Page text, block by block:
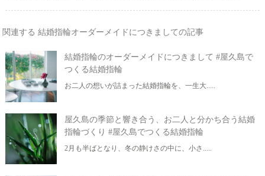
関連する 結婚指輪オーダーメイドにつきましての記事
結婚指輪のオーダーメイドにつきまして #屋久島で
つくる結婚指輪
お二人の想いが詰まった結婚指輪を、一生大.....
屋久島の季節と響き合う、お二人と分かち合う結婚
指輪づくり #屋久島でつくる結婚指輪
2月も半ばとなり、冬の静けさの中に、小さ.....